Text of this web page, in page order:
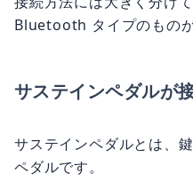
Bluetooth タイプのものが
サステインペダルが
サステインペダルとは、
ペダルです。